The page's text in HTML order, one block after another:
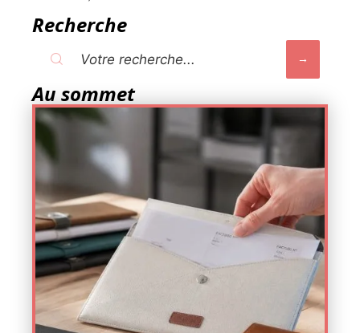
Recherche
Au sommet